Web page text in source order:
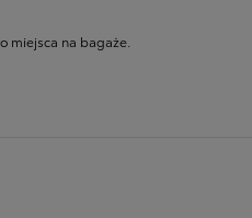
miejsca na bagaże.